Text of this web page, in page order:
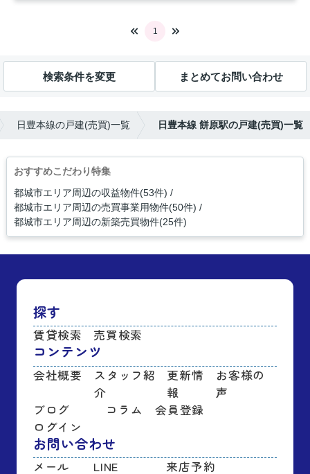
1
検索条件を変更 まとめてお問い合わせ
日豊本線の戸建(売買)一覧 日豊本線 餅原駅の戸建(売買)一覧
おすすめこだわり特集
都城市エリア周辺の収益物件(53件)
都城市エリア周辺の売買事業用物件(50件)
都城市エリア周辺の新築売買物件(25件)
探す
賃貸検索 売買検索
コンテンツ
会社概要
スタッフ紹
介
更新情
報
お客様の
声
ブログ
コラム
会員登録
ログイン
お問い合わせ
メール LINE 来店予約